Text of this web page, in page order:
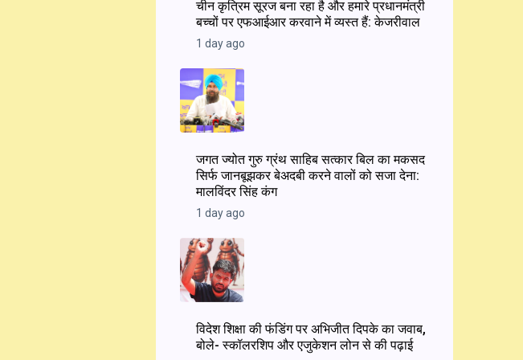
चीन कृत्रिम सूरज बना रहा है और हमारे प्रधानमंत्री
बच्चों पर एफआईआर करवाने में व्यस्त हैं: केजरीवाल
1 day ago
जगत ज्योत गुरु ग्रंथ साहिब सत्कार बिल का मकसद
सिर्फ जानबूझकर बेअदबी करने वालों को सजा देना:
मालविंदर सिंह कंग
1 day ago
विदेश शिक्षा की फंडिंग पर अभिजीत दिपके का जवाब,
बोले- स्कॉलरशिप और एजुकेशन लोन से की पढ़ाई